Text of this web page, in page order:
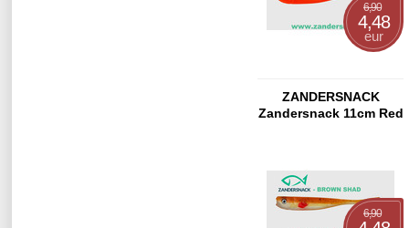
ZANDERSNACK
Zandersnack 11cm Red
6,90
4,48
eur
6,90